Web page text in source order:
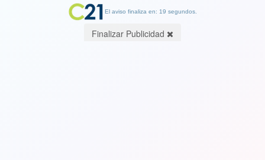
El aviso finaliza en: 19 segundos.
Finalizar Publicidad